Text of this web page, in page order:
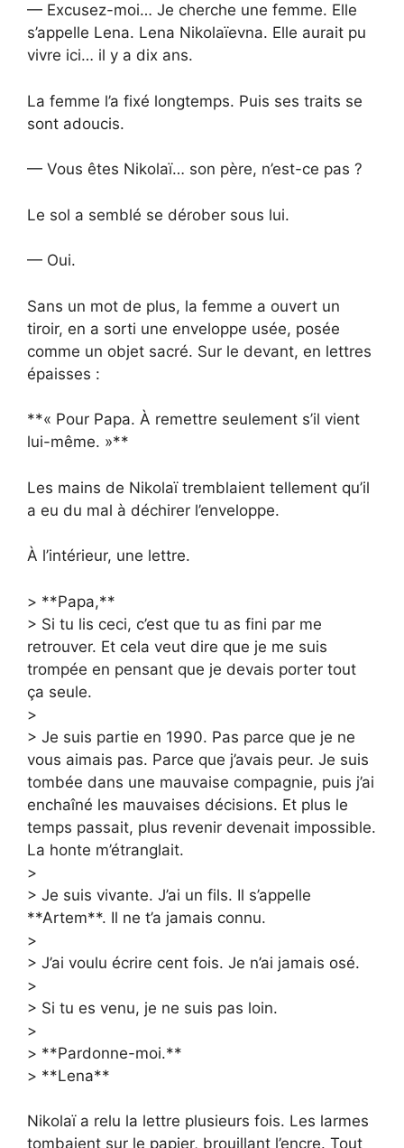
— Excusez-moi… Je cherche une femme. Elle
s’appelle Lena. Lena Nikolaïevna. Elle aurait pu
vivre ici… il y a dix ans.
La femme l’a fixé longtemps. Puis ses traits se
sont adoucis.
— Vous êtes Nikolaï… son père, n’est-ce pas ?
Le sol a semblé se dérober sous lui.
— Oui.
Sans un mot de plus, la femme a ouvert un
tiroir, en a sorti une enveloppe usée, posée
comme un objet sacré. Sur le devant, en lettres
épaisses :
**« Pour Papa. À remettre seulement s’il vient
lui-même. »**
Les mains de Nikolaï tremblaient tellement qu’il
a eu du mal à déchirer l’enveloppe.
À l’intérieur, une lettre.
> **Papa,**
> Si tu lis ceci, c’est que tu as fini par me
retrouver. Et cela veut dire que je me suis
trompée en pensant que je devais porter tout
ça seule.
>
> Je suis partie en 1990. Pas parce que je ne
vous aimais pas. Parce que j’avais peur. Je suis
tombée dans une mauvaise compagnie, puis j’ai
enchaîné les mauvaises décisions. Et plus le
temps passait, plus revenir devenait impossible.
La honte m’étranglait.
>
> Je suis vivante. J’ai un fils. Il s’appelle
**Artem**. Il ne t’a jamais connu.
>
> J’ai voulu écrire cent fois. Je n’ai jamais osé.
>
> Si tu es venu, je ne suis pas loin.
>
> **Pardonne-moi.**
> **Lena**
Nikolaï a relu la lettre plusieurs fois. Les larmes
tombaient sur le papier, brouillant l’encre. Tout